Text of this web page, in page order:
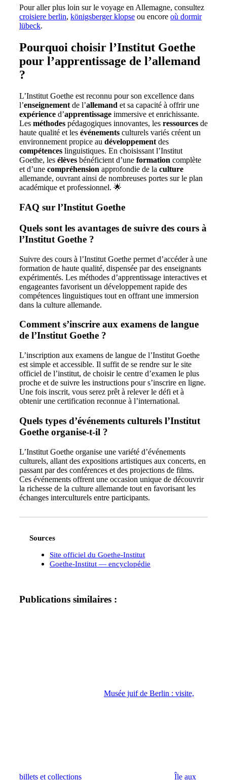
Pour aller plus loin sur le voyage en Allemagne, consultez
croisiere berlin, königsberger klopse ou encore où dormir
lübeck.
Pourquoi choisir l’Institut Goethe
pour l’apprentissage de l’allemand
?
L’Institut Goethe est reconnu pour son excellence dans
l’enseignementde l’allemand et sa capacité à offrir une
expérience d’apprentissage immersive et enrichissante.
Les méthodes pédagogiques innovantes, les ressources de
haute qualité et les événements culturels variés créent un
environnement propice au développementdes
compétences linguistiques. En choisissant l’Institut
Goethe, les élèves bénéficient d’une formation complète
et d’une compréhension approfondie de la culture
allemande, ouvrant ainsi de nombreuses portes sur le plan
académique et professionnel. 🌟
FAQ sur l’Institut Goethe
Quels sont les avantages de suivre des cours à
l’Institut Goethe ?
Suivre des cours à l’Institut Goethe permet d’accéder à une
formation de haute qualité, dispensée par des enseignants
expérimentés. Les méthodes d’apprentissage interactives et
engageantes favorisent un développement rapide des
compétences linguistiques tout en offrant une immersion
dans la culture allemande.
Comment s’inscrire aux examens de langue
de l’Institut Goethe ?
L’inscription aux examens de langue de l’Institut Goethe
est simple et accessible. Il suffit de se rendre sur le site
officiel de l’institut, de choisir le centre d’examen le plus
proche et de suivre les instructions pour s’inscrire en ligne.
Une fois inscrit, vous serez prêt à relever le défi et à
obtenir une certification reconnue à l’international.
Quels types d’événements culturels l’Institut
Goethe organise-t-il ?
L’Institut Goethe organise une variété d’événements
culturels, allant des expositions artistiques aux concerts, en
passant par des conférences et des projections de films.
Ces événements offrent une occasion unique de découvrir
la richesse de la culture allemande tout en favorisant les
échanges interculturels entre participants.
Sources
Site officiel du Goethe-Institut
Goethe-Institut — encyclopédie
Publications similaires :
Musée juif de Berlin : visite,
billets et collections Île aux